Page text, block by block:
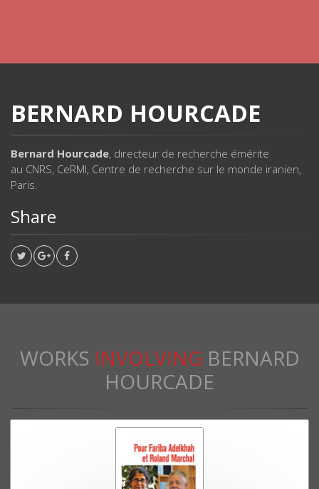
BERNARD HOURCADE
Bernard Hourcade, directeur de recherche émérite
au CNRS, CeRMI, Centre de recherche sur le monde iranien,
Paris.
Share
WORKS INVOLVING BERNARD
HOURCADE